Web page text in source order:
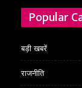
Popular
बड़ी खबरें
राजनीति